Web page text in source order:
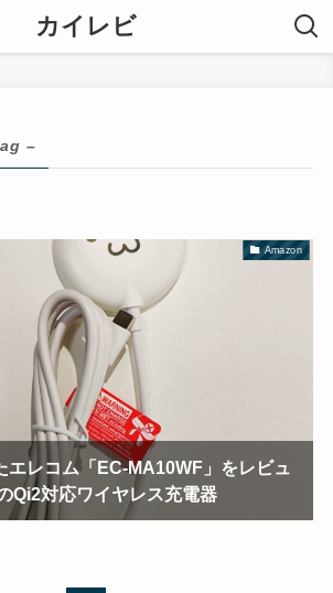
カイレビ
–
Amazon
エレコム「EC-MA10WF」をレビュ
Qi2対応ワイヤレス充電器